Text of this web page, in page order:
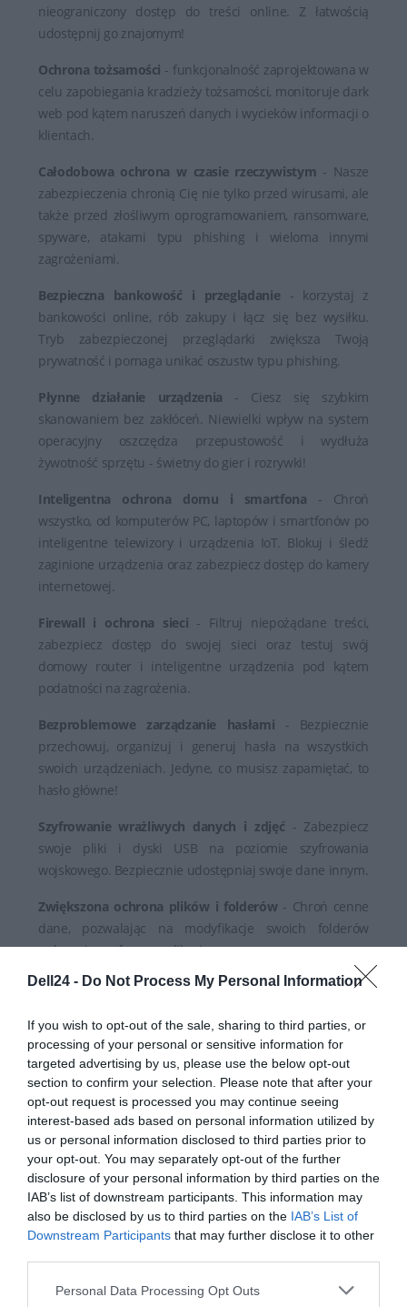
Dell24 - Do Not Process My Personal Information
If you wish to opt-out of the sale, sharing to third parties, or
processing of your personal or sensitive information for
targeted advertising by us, please use the below opt-out
section to confirm your selection. Please note that after your
opt-out request is processed you may continue seeing
interest-based ads based on personal information utilized by
us or personal information disclosed to third parties prior to
your opt-out. You may separately opt-out of the further
disclosure of your personal information by third parties on the
IAB’s list of downstream participants. This information may
also be disclosed by us to third parties on the IAB’s List of
Downstream Participants that may further disclose it to other
Personal Data Processing Opt Outs
nieograniczony dostęp do treści online. Z łatwością
udostępnij go znajomym!
Ochrona tożsamości - funkcjonalność zaprojektowana w
celu zapobiegania kradzieży tożsamości, monitoruje dark
web pod kątem naruszeń danych i wycieków informacji o
klientach.
Całodobowa ochrona w czasie rzeczywistym - Nasze
zabezpieczenia chronią Cię nie tylko przed wirusami, ale
także przed złośliwym oprogramowaniem, ransomware,
spyware, atakami typu phishing i wieloma innymi
zagrożeniami.
Bezpieczna bankowość i przeglądanie - korzystaj z
bankowości online, rób zakupy i łącz się bez wysiłku.
Tryb zabezpieczonej przeglądarki zwiększa Twoją
prywatność i pomaga unikać oszustw typu phishing.
Płynne działanie urządzenia - Ciesz się szybkim
skanowaniem bez zakłóceń. Niewielki wpływ na system
operacyjny oszczędza przepustowość i wydłuża
żywotność sprzętu - świetny do gier i rozrywki!
Inteligentna ochrona domu i smartfona - Chroń
wszystko, od komputerów PC, laptopów i smartfonów po
inteligentne telewizory i urządzenia IoT. Blokuj i śledź
zaginione urządzenia oraz zabezpiecz dostęp do kamery
internetowej.
Firewall i ochrona sieci - Filtruj niepożądane treści,
zabezpiecz dostęp do swojej sieci oraz testuj swój
domowy router i inteligentne urządzenia pod kątem
podatności na zagrożenia.
Bezproblemowe zarządzanie hasłami - Bezpiecznie
przechowuj, organizuj i generuj hasła na wszystkich
swoich urządzeniach. Jedyne, co musisz zapamiętać, to
hasło główne!
Szyfrowanie wrażliwych danych i zdjęć - Zabezpiecz
swoje pliki i dyski USB na poziomie szyfrowania
wojskowego. Bezpiecznie udostępniaj swoje dane innym.
Zwiększona ochrona plików i folderów- Chroń cenne
dane, pozwalając na modyfikacje swoich folderów
wyłącznie zaufanym aplikacjom.
Wzmocniona ochrona przeglądarki i prywatności-
witryny oraz usuwanie metadanych z obrazów
przesłanych do przeglądarki - szczegóły, takie jak czas
wykonania i lokalizacja.
VPN bez ograniczeń- Chroń swoje połączenie i
zapobiegaj niechcianemu śledzeniu - zawsze i wszędzie.
Ciesz się nieograniczoną przepustowością i
nieograniczonym dostępem do ulubionych treści online.
Proaktywna ochrona tożsamości- Chroń swoją cyfrową
tożsamość i zapobiegaj jej kradzieży. Korzystaj z